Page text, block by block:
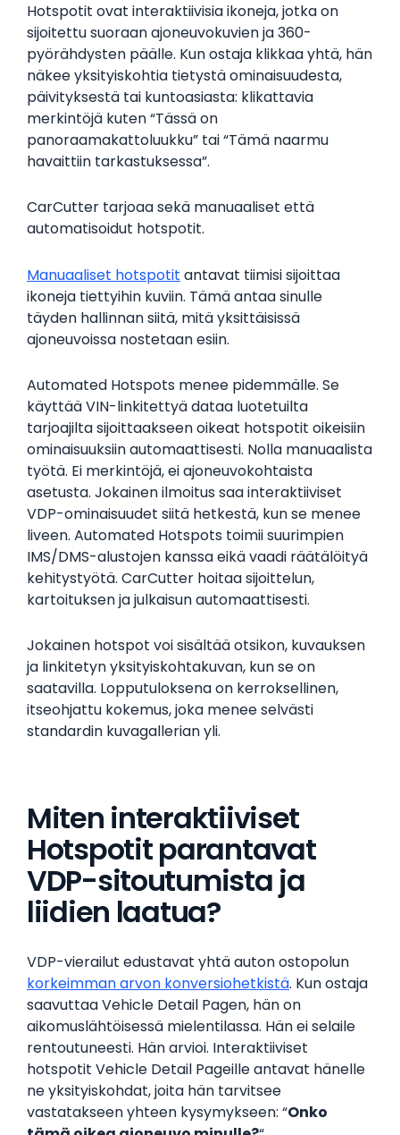
Hotspotit ovat interaktiivisia ikoneja, jotka on
sijoitettu suoraan ajoneuvokuvien ja 360-
pyörähdysten päälle. Kun ostaja klikkaa yhtä, hän
näkee yksityiskohtia tietystä ominaisuudesta,
päivityksestä tai kuntoasiasta: klikattavia
merkintöjä kuten “Tässä on
panoraamakattoluukku” tai “Tämä naarmu
havaittiin tarkastuksessa”.
CarCutter tarjoaa sekä manuaaliset että
automatisoidut hotspotit.
Manuaaliset hotspotit antavat tiimisi sijoittaa
ikoneja tiettyihin kuviin. Tämä antaa sinulle
täyden hallinnan siitä, mitä yksittäisissä
ajoneuvoissa nostetaan esiin.
Automated Hotspots menee pidemmälle. Se
käyttää VIN-linkitettyä dataa luotetuilta
tarjoajilta sijoittaakseen oikeat hotspotit oikeisiin
ominaisuuksiin automaattisesti. Nolla manuaalista
työtä. Ei merkintöjä, ei ajoneuvokohtaista
asetusta. Jokainen ilmoitus saa interaktiiviset
VDP-ominaisuudet siitä hetkestä, kun se menee
liveen. Automated Hotspots toimii suurimpien
IMS/DMS-alustojen kanssa eikä vaadi räätälöityä
kehitystyötä. CarCutter hoitaa sijoittelun,
kartoituksen ja julkaisun automaattisesti.
Jokainen hotspot voi sisältää otsikon, kuvauksen
ja linkitetyn yksityiskohtakuvan, kun se on
saatavilla. Lopputuloksena on kerroksellinen,
itseohjattu kokemus, joka menee selvästi
standardin kuvagallerian yli.
Miten interaktiiviset
Hotspotit parantavat
VDP-sitoutumista ja
liidien laatua?
VDP-vierailut edustavat yhtä auton ostopolun
korkeimman arvon konversiohetkistä. Kun ostaja
saavuttaa Vehicle Detail Pagen, hän on
aikomuslähtöisessä mielentilassa. Hän ei selaile
rentoutuneesti. Hän arvioi. Interaktiiviset
hotspotit Vehicle Detail Pageille antavat hänelle
ne yksityiskohdat, joita hän tarvitsee
vastatakseen yhteen kysymykseen: “Onko